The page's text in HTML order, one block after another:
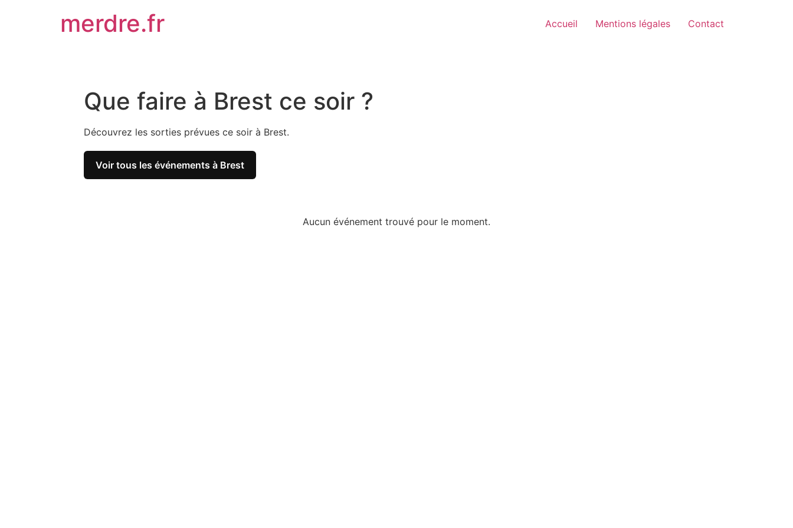
merdre.fr Accueil Mentions légales Contact
Que faire à Brest ce soir ?
Découvrez les sorties prévues ce soir à Brest.
Voir tous les événements à Brest
Aucun événement trouvé pour le moment.